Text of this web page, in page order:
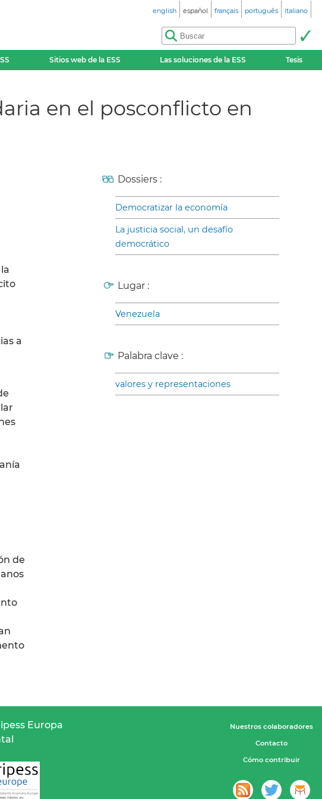
english español français português italiano
Sitios web de la ESS Las soluciones de la ESS Tesis
en el posconflicto en
a
de
Dossiers :
Democratizar la economía
La justicia social, un desafío
democrático
Lugar :
Venezuela
Palabra clave :
valores y representaciones
Europa
Nuestros colaboradores
Contacto
Cómo contribuir